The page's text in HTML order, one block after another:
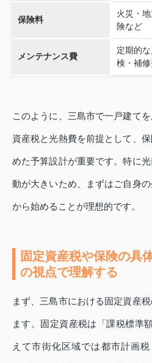
保険料
火災・
険など
メンテナンス費
定期的な
検・補
このように、三島市で一戸建て
資産税と光熱費を前提として、
めた予算設計が重要です。特に
動が大きいため、まずはご自身
から始めることが理想的です。
固定資産税や保険の具
の視点で理解する
まず、三島市における固定資産
ます。固定資産税は「課税標準
えて市街化区域では都市計画